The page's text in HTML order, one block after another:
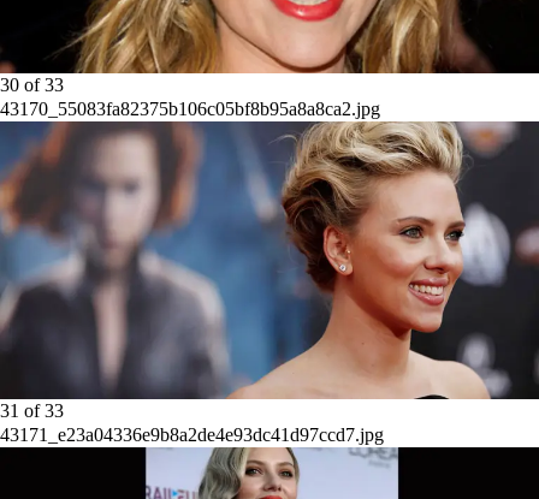
30 of33
43170_55083fa82375b106c05bf8b95a8a8ca2.jpg
31 of33
43171_e23a04336e9b8a2de4e93dc41d97ccd7.jpg